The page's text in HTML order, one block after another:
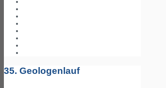
35. Geologenlauf